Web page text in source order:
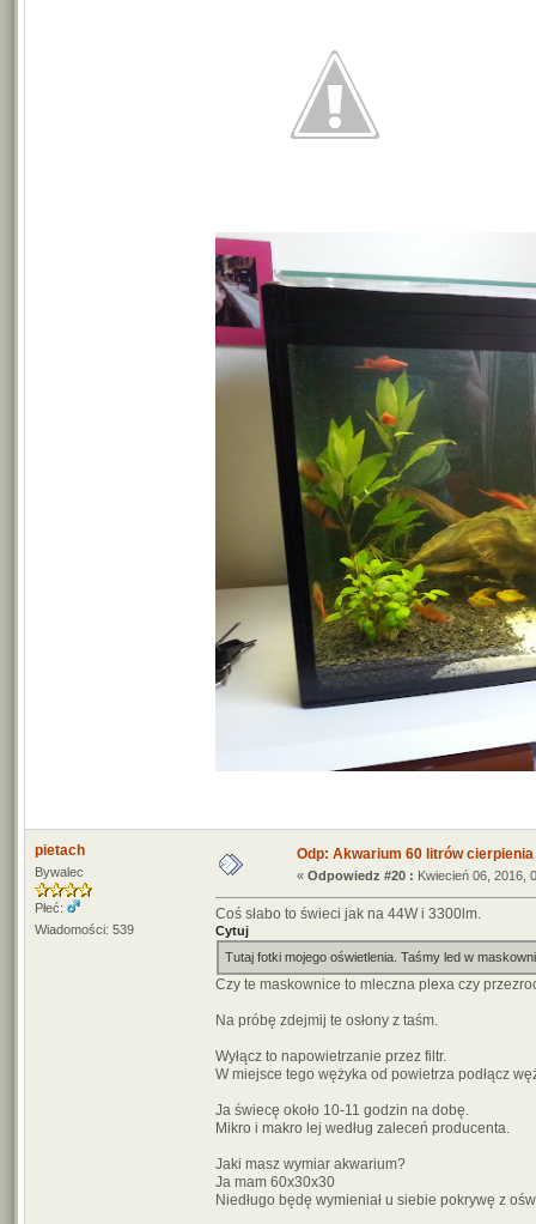
pietach
Bywalec
Płeć:
Wiadomości: 539
Odp: Akwarium 60 litrów cierpienia
« Odpowiedz #20 : Kwiecień 06, 2016,
Coś słabo to świeci jak na 44W i 3300lm.
Cytuj
Tutaj fotki mojego oświetlenia. Taśmy led w
Czy te maskownice to mleczna plexa czy
Na próbę zdejmij te osłony z taśm.
Wyłącz to napowietrzanie przez filtr.
W miejsce tego wężyka od powietrza podłącz
Ja świecę około 10-11 godzin na dobę.
Mikro i makro lej według zaleceń producenta.
Jaki masz wymiar akwarium?
Ja mam 60x30x30
Niedługo będę wymieniał u siebie pokrywę z